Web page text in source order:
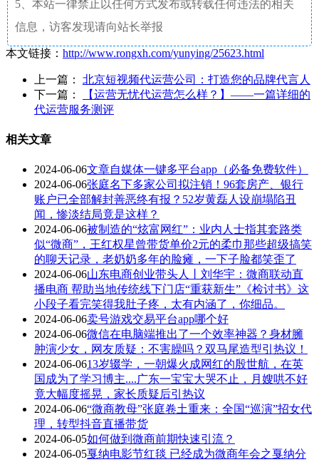
5、本站一律禁止以任何方式发布或转载任何违法的相关
信息，访客发现请向站长举报
本文链接： http://www.rongxh.com/yunying/25623.html
上一篇： 北京短视频代运营公司：打造您的品牌代言人
下一篇：
【运营无忧代运营怎么样？】——一篇详细的
代运营服务测评
相关文章
2024-06-06文章自媒体一键多平台app（必备免费软件）
2024-06-06张庭名下多家公司拟注销！96套房产、银行
账户已全部解封善恶终有报？52岁黄磊人设崩塌陷丑
闻，惨淡结局竟是这样？
2024-06-06被制造的“炫富网红”：业内人士指其套路类
似“微商”，王红权星曾带货单价2元的柔巾那些超级搞笑
的聊天记录，老奶奶多年的脸瘫，一下子脸都笑歪了
2024-06-06山东电商创业带头人丨刘华宇：微商联动直
播电商 帮助当地传统线下门店“重获新生”《检讨书》这
小段子看完笑得我肚子疼，太有内涵了，你细品。
2024-06-06卖号游戏交易平台app哪个好
2024-06-06微信在电脑端推出了一个效率神器？身材臃
肿演少女，网友质疑：不害臊吗？双马尾造型引热议！
2024-06-0613岁辍学，一朝爆火成网红的殷世航，在英
国成为了学习博主....广东一宝宝大哭不止，月嫂哄不好
竟大幅度摇晃，家长质疑后引热议
2024-06-06“微商教母”张庭卷土重来：全国“巡演”招女代
理，转型抖音直播带货
2024-06-05如何做到微商前期快速引流？
2024-06-05戛纳电影节红毯 已经成为微商年会之戛纳分